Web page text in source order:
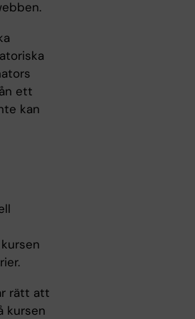
ett
kan
rätt att
kursen